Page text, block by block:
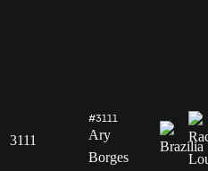
3111
#3111
Ary
Borges